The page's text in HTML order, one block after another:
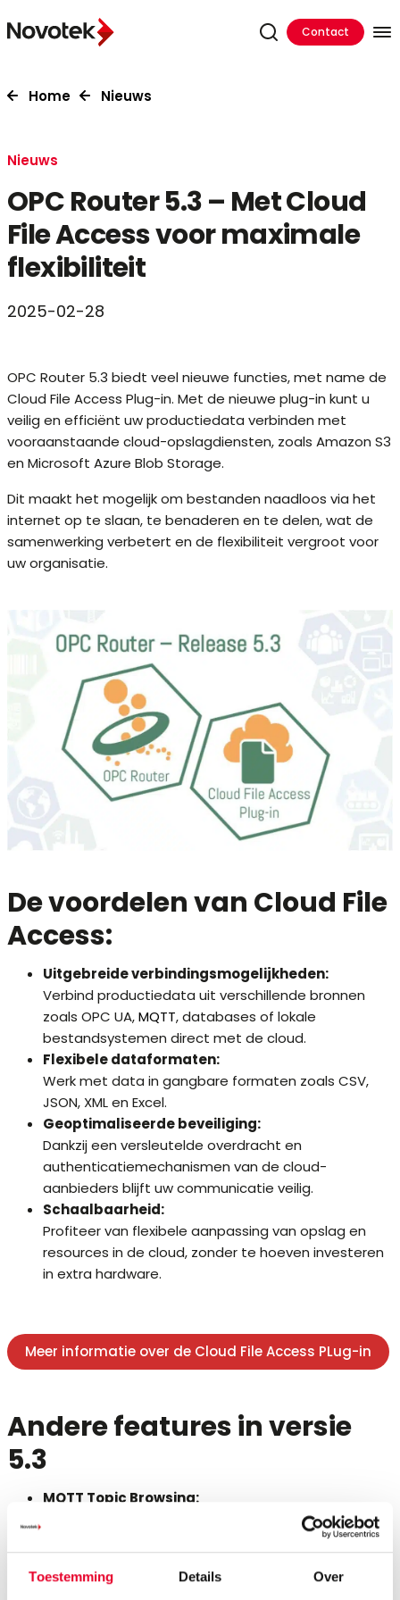
Toestemming Details Over
Contact
Home Nieuws
Nieuws
OPC Router 5.3 – Met Cloud
File Access voor maximale
flexibiliteit
2025-02-28
OPC Router 5.3 biedt veel nieuwe functies, met name de
Cloud File Access Plug-in. Met de nieuwe plug-in kunt u
veilig en efficiënt uw productiedata verbinden met
vooraanstaande cloud-opslagdiensten, zoals Amazon S3
en Microsoft Azure Blob Storage.
Dit maakt het mogelijk om bestanden naadloos via het
internet op te slaan, te benaderen en te delen, wat de
samenwerking verbetert en de flexibiliteit vergroot voor
uw organisatie.
De voordelen van Cloud File
Access:
Uitgebreide verbindingsmogelijkheden:
Verbind productiedata uit verschillende bronnen
zoals OPC UA,MQTT, databases of lokale
bestandsystemen direct met de cloud.
Flexibele dataformaten:
Werk met data in gangbare formaten zoals CSV,
JSON, XML en Excel.
Geoptimaliseerde beveiliging:
Dankzij een versleutelde overdracht en
authenticatiemechanismen van de cloud-
aanbieders blijft uw communicatie veilig.
Schaalbaarheid:
Profiteer van flexibele aanpassing van opslag en
resources in de cloud, zonder te hoeven investeren
in extra hardware.
Meer informatie over de Cloud File Access PLug-in
Andere features in versie
5.3
MQTT Topic Browsing:
U kunt beschikbare MQTT-topic doorzoeken en
gebruiken voor uw applicaties.